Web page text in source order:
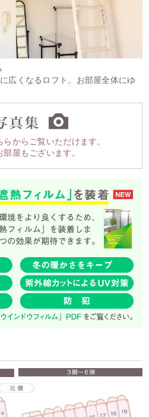
広くなるロフト。お部屋全体にゆ
からご覧いただけます。
屋もございます。